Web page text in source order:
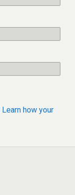
Learn how your